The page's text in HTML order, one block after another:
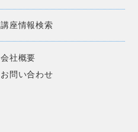
講座情報検索
会社概要
お問い合わせ